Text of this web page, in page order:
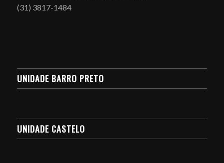
(31) 3817-1484
UNIDADE BARRO PRETO
UNIDADE CASTELO